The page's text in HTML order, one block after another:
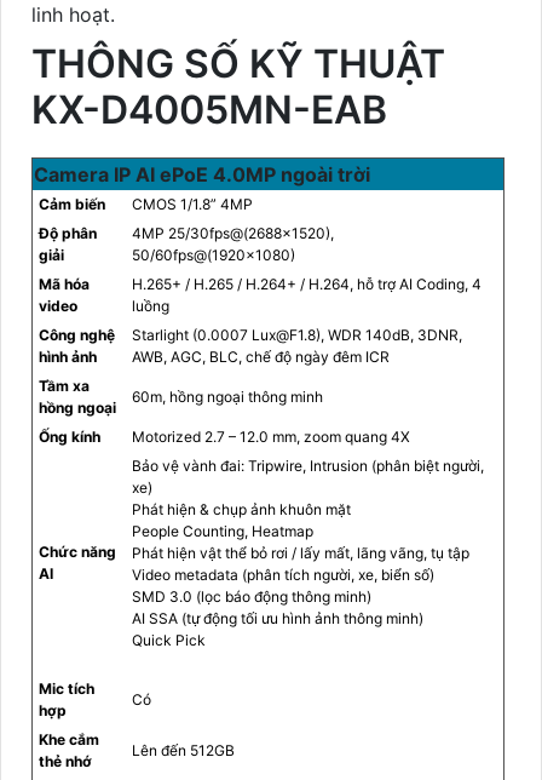
linh hoạt.
THÔNG SỐ KỸ THUẬT
KX-D4005MN-EAB
Camera IP AI ePoE 4.0MP ngoài trời
Cảm biến
CMOS 1/1.8” 4MP
Độ phân
giải
4MP 25/30fps@(2688×1520),
50/60fps@(1920x1080)
Mã hóa
video
H.265+ / H.265 / H.264+ / H.264, hỗ trợ AI Coding, 4
luồng
Công nghệ
hình ảnh
Starlight (0.0007 Lux@F1.8), WDR 140dB, 3DNR,
AWB, AGC, BLC, chế độ ngày đêm ICR
Tầm xa
hồng ngoại
60m, hồng ngoại thông minh
Ống kính Motorized 2.7 – 12.0 mm, zoom quang 4X
Chức năng
AI
Bảo vệ vành đai: Tripwire, Intrusion (phân biệt người,
xe)
Phát hiện & chụp ảnh khuôn mặt
People Counting, Heatmap
Phát hiện vật thể bỏ rơi / lấy mất, lãng vãng, tụ tập
Video metadata (phân tích người, xe, biển số)
SMD 3.0 (lọc báo động thông minh)
AI SSA (tự động tối ưu hình ảnh thông minh)
Quick Pick
Mic tích
hợp
Có
Khe cắm
thẻ nhớ
Lên đến 512GB